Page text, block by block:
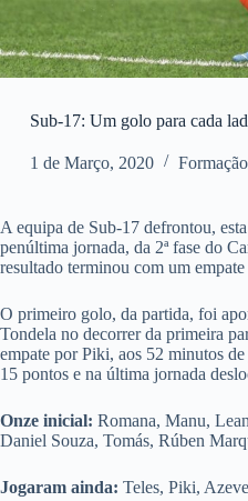
Sub-17: Um golo para cada
1 de Março, 2020 Formação
A equipa de Sub-17 defrontou,
penúltima jornada, da 2ª fase do
resultado terminou com um
O primeiro golo, da partida, foi
Tondela no decorrer da primeira
empate por Piki, aos 52 minutos
15 pontos e na última jornada
Onze inicial: Romana, Manu,
Daniel Souza, Tomás, Rúben
Jogaram ainda: Teles, Piki,